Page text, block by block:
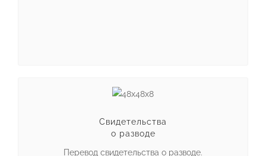
Свидетельства
о разводе
Перевод свидетельства о разводе.